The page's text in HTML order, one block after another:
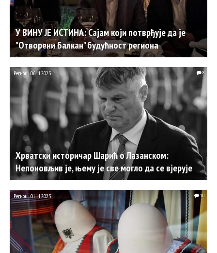
У ВИНУ ЈЕ ИСТИНА: Сајам који потврђује да је
"Отворени Балкан" будућност региона
Хрватски историчар Шарић о Лазанском:
Непоновљив је, њему је све могло да се вјерује
Регион 06.11.2023. 8
Регион 01.11.2023. 10